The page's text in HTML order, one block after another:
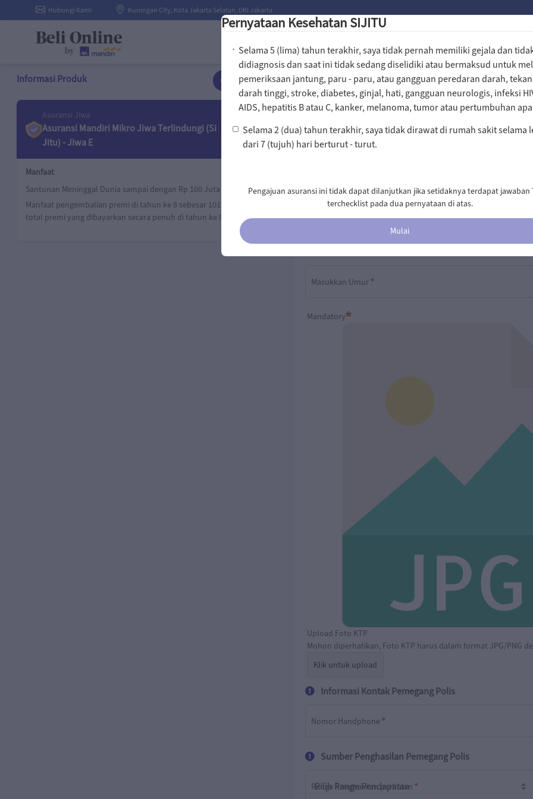
Hubungi Kami Kuningan City, Kota Jakarta Selatan, DKI Jakarta
Beli Online
by
Informasi Produk Ganti Produk
Asuransi Jiwa
Asuransi Mandiri Mikro Jiwa Terlindungi (Si
Jitu) - Jiwa E
Rp
200.000
Manfaat
Santunan Meninggal Dunia sampai dengan Rp 100 Juta
Manfaat pengembalian premi di tahun ke 8 sebesar 101% dari
total premi yang dibayarkan secara penuh di tahun ke 8.
Untuk memudahkan proses transaksi, kami
Informasi Data Diri Pemegang Polis
Nama Lengkap
Diperlukan
Masukkan Umur
Mandatory
Upload Foto KTP
Mohon diperhatikan, Foto KTP harus dalam format JPG/PNG
Klik untuk upload
Informasi Kontak Pemegang Polis
Nomor Handphone
Sumber Penghasilan Pemegang Polis
Range Penghasilan perbulan
Asuransi Mandiri Mikro Jiwa Terlindungi (Si
Santunan Meninggal Dunia sampai dengan Rp 100 Juta
Pernyataan Kesehatan SIJITU
Selama 5 (lima) tahun terakhir, saya tidak pernah memiliki gejala dan
didiagnosis dan saat ini tidak sedang diselidiki atau bermaksud untuk
pemeriksaan jantung, paru - paru, atau gangguan peredaran darah,
darah tinggi, stroke, diabetes, ginjal, hati, gangguan neurologis, infeksi
AIDS, hepatitis B atau C, kanker, melanoma, tumor atau pertumbuhan
Selama 2 (dua) tahun terakhir, saya tidak dirawat di rumah sakit selama
dari 7 (tujuh) hari berturut - turut.
Pengajuan asuransi ini tidak dapat dilanjutkan jika setidaknya terdapat jawaban
terchecklist pada dua pernyataan di atas.
mulai